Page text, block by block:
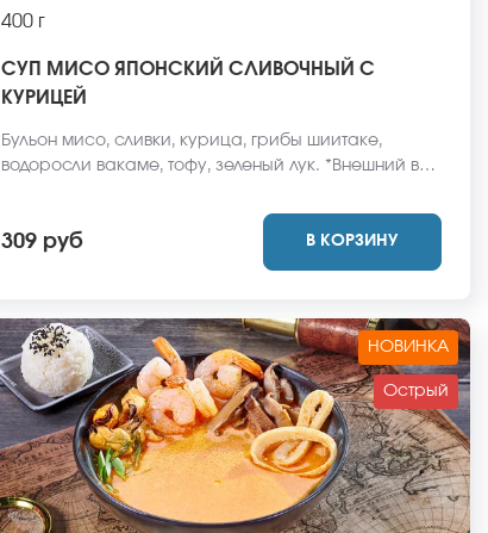
400 г
СУП МИСО ЯПОНСКИЙ СЛИВОЧНЫЙ С
КУРИЦЕЙ
Бульон мисо, сливки, курица, грибы шиитаке,
водоросли вакаме, тофу, зеленый лук. *Внешний вид
309 руб В КОРЗИНУ
НОВИНКА
Острый